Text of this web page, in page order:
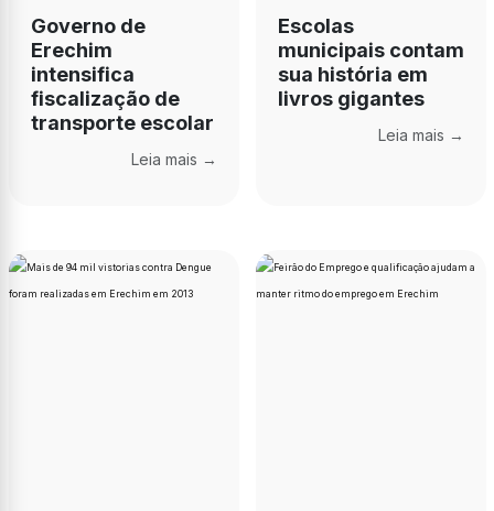
Governo de
Erechim
intensifica
fiscalização de
transporte escolar
Leia mais →
Escolas
municipais contam
sua história em
livros gigantes
Leia mais →